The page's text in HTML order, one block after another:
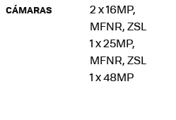
CÁMARAS
2 x 16MP,
MFNR, ZSL
1 x 25MP,
MFNR, ZSL
1 x 48MP